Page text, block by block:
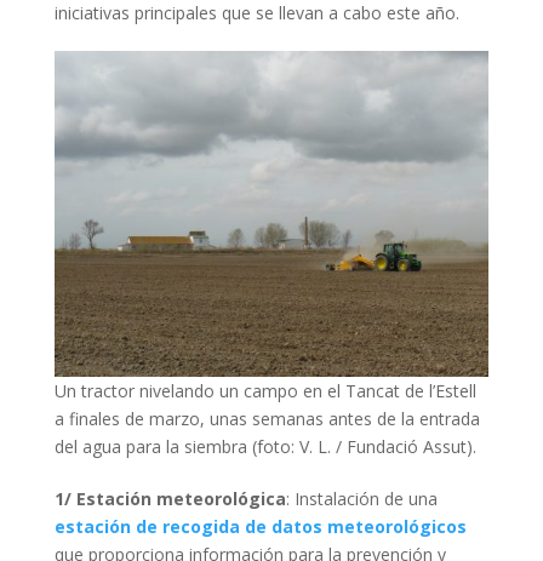
iniciativas principales que se llevan a cabo este año.
Un tractor nivelando un campo en el Tancat de l’Estell
a finales de marzo, unas semanas antes de la entrada
del agua para la siembra (foto: V. L. / Fundació Assut).
1/ Estación meteorológica: Instalación de una
estación de recogida de datos meteorológicos
que proporciona información para la prevención y